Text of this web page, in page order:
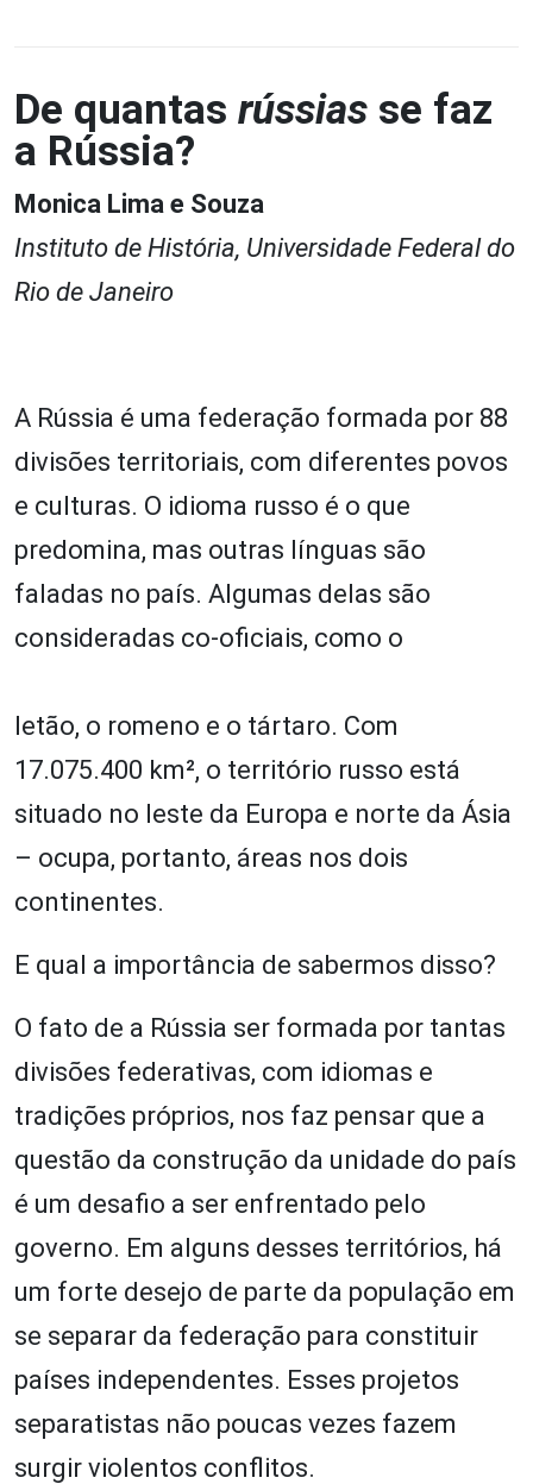
De quantas rússias se faz
a Rússia?
Monica Lima e Souza
Instituto de História, Universidade Federal do
Rio de Janeiro
A Rússia é uma federação formada por 88
divisões territoriais, com diferentes povos
e culturas. O idioma russo é o que
predomina, mas outras línguas são
faladas no país. Algumas delas são
consideradas co-oficiais, como o
letão, o romeno e o tártaro. Com
17.075.400 km², o território russo está
situado no leste da Europa e norte da Ásia
– ocupa, portanto, áreas nos dois
continentes.
E qual a importância de sabermos disso?
O fato de a Rússia ser formada por tantas
divisões federativas, com idiomas e
tradições próprios, nos faz pensar que a
questão da construção da unidade do país
é um desafio a ser enfrentado pelo
governo. Em alguns desses territórios, há
um forte desejo de parte da população em
se separar da federação para constituir
países independentes. Esses projetos
separatistas não poucas vezes fazem
surgir violentos conflitos.